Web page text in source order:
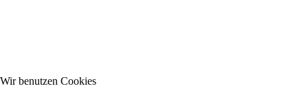
Wir benutzen Cookies